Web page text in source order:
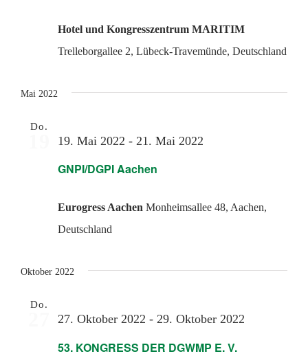
Hotel und Kongresszentrum MARITIM
Trelleborgallee 2, Lübeck-Travemünde, Deutschland
Mai 2022
Do.
GNPI/DGPI Aachen
19. Mai 2022 - 21. Mai 2022
Eurogress Aachen Monheimsallee 48, Aachen,
Deutschland
Oktober 2022
Do.
53. KONGRESS DER DGWMP E. V.
27. Oktober 2022 - 29. Oktober 2022